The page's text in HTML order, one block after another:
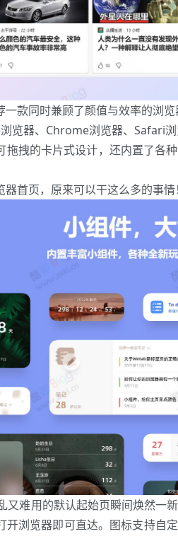
一款同时兼顾了颜值与效率的浏
览器、Chrome浏览器、Safari浏
拖拽的卡片式设计，还内置了各
首页，原来可以干这么多的事情！
又难用的默认起始页瞬间焕然一
开浏览器即可直达。图标支持自